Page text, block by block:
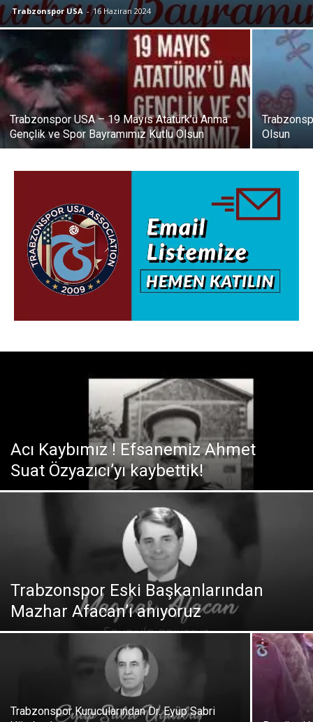
Trabzonspor USA - 16 Haziran 2024
Trabzonspor USA – 19 Mayıs Atatürk’ü Anma
Gençlik ve Spor Bayramımız Kutlu Olsun
Olsun
Acı Kaybımız ! Efsanemiz Ahmet
Suat Özyazıcı’yı kaybettik!
Trabzonspor Eski Başkanlarından
Mazhar Afacan’ı anıyoruz
Trabzonspor Kurucularından Dr. Eyüp Sabri